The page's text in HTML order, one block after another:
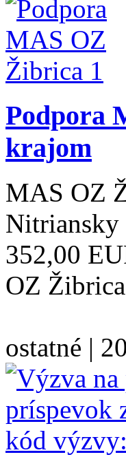
Podpora
krajom
MAS OZ
Nitriansky
352,00
OZ
ostatné |